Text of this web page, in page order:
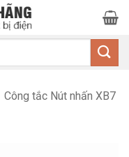
Công tắc Nút nhấn XB7